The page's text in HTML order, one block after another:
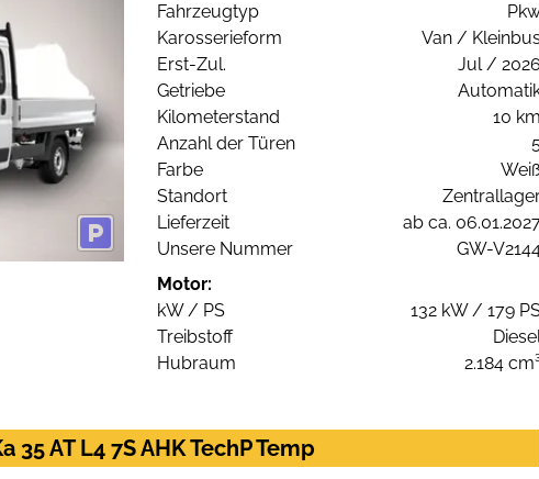
Fahrzeugtyp
Karosserieform
Van / Kleinbus
Erst-Zul.
Jul / 2026
Getriebe
Kilometerstand
10 km
Anzahl der Türen
Farbe
Standort
Lieferzeit
ab ca.
Unsere Nummer
GW-
Motor:
kW / PS
132 kW / 179
Treibstoff
Hubraum
2.184
AT L4 7S AHK TechP Temp